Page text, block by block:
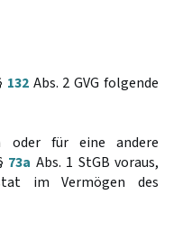
132Abs. 2 GVG folgende
oder für eine andere
73a Abs. 1 StGB voraus,
im Vermögen des